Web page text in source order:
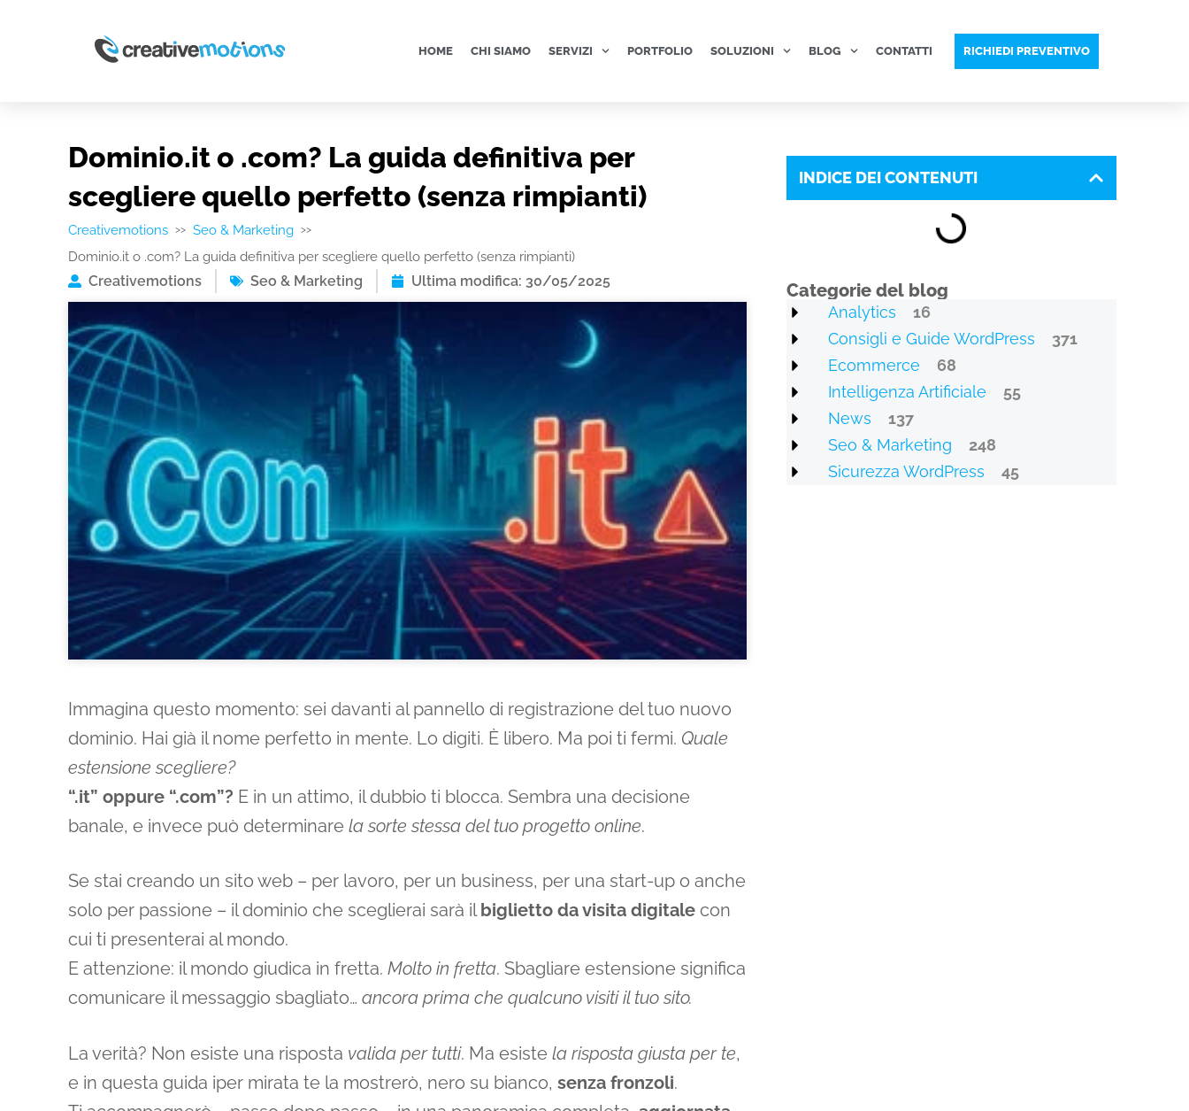
HOME CHI SIAMO SERVIZI PORTFOLIO SOLUZIONI BLOG CONTATTI RICHIEDI PREVENTIVO
Dominio.it o .com? La guida definitiva per
scegliere quello perfetto (senza rimpianti)
Creativemotions >> Seo & Marketing >>
Dominio.it o .com? La guida definitiva per scegliere quello perfetto (senza rimpianti)
Creativemotions Seo & Marketing Ultima modifica: 30/05/2025
Immagina questo momento: sei davanti al pannello di registrazione del tuo nuovo
dominio. Hai già il nome perfetto in mente. Lo digiti. È libero. Ma poi ti fermi. Quale
estensione scegliere?
“.it” oppure “.com”? E in un attimo, il dubbio ti blocca. Sembra una decisione
banale, e invece può determinare la sorte stessa del tuo progetto online.
Se stai creando un sito web – per lavoro, per un business, per una start-up o anche
solo per passione – il dominio che sceglierai sarà ilbiglietto da visita digitale con
cui ti presenterai al mondo.
E attenzione: il mondo giudica in fretta. Molto in fretta. Sbagliare estensione significa
comunicare il messaggio sbagliato… ancora prima che qualcuno visiti il tuo sito.
La verità? Non esiste una risposta valida per tutti. Ma esiste la risposta giusta per te,
e in questa guida iper mirata te la mostrerò, nero su bianco, senza fronzoli.
INDICE DEI CONTENUTI
Categorie del blog
Analytics
16
Consigli e Guide WordPress
371
Ecommerce
68
Intelligenza Artificiale
55
News
137
Seo & Marketing
248
Sicurezza WordPress
45